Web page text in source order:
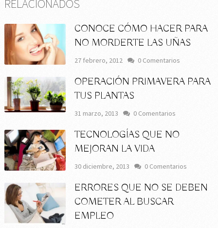
RELACIONADOS
CONOCE CÓMO HACER PARA
NO MORDERTE LAS UÑAS
27 febrero, 2012 0 Comentarios
OPERACIÓN PRIMAVERA PARA
TUS PLANTAS
31 marzo, 2013 0 Comentarios
TECNOLOGÍAS QUE NO
MEJORAN LA VIDA
30 diciembre, 2013 0 Comentarios
ERRORES QUE NO SE DEBEN
COMETER AL BUSCAR
EMPLEO